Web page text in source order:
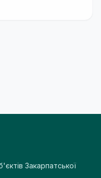
Закарпатської